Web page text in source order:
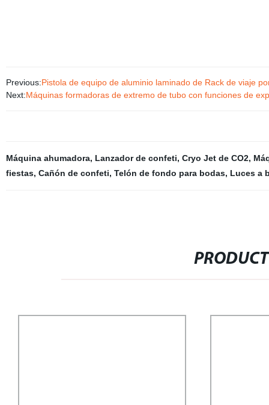
Previous:Pistola de equipo de aluminio laminado de Rack de viaje
Next:Máquinas formadoras de extremo de tubo con funciones de
Máquina ahumadora, Lanzador de confeti, Cryo Jet de CO2,
fiestas, Cañón de confeti, Telón de fondo para bodas, Luces a